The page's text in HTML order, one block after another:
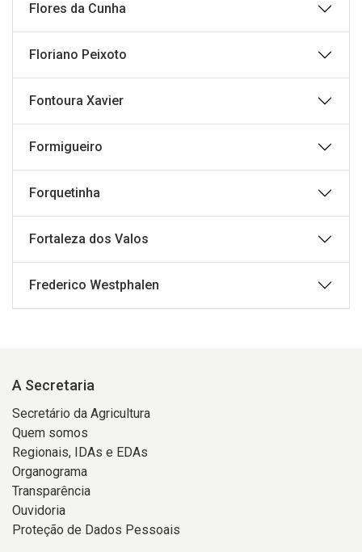
Flores da Cunha
Floriano Peixoto
Fontoura Xavier
Formigueiro
Forquetinha
Fortaleza dos Valos
Frederico Westphalen
A Secretaria
Secretário da Agricultura
Quem somos
Regionais, IDAs e EDAs
Organograma
Transparência
Ouvidoria
Proteção de Dados Pessoais